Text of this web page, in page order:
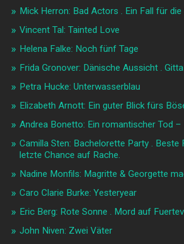
Mick Herron: Bad Actors . Ein Fall für
Vincent Tal: Tainted Love
Helena Falke: Noch fünf Tage
Frida Gronover: Dänische Aussicht .
Petra Hucke: Unterwasserblau
Elizabeth Arnott: Ein guter Blick fürs
Andrea Bonetto: Ein romantischer Tod –
Camilla Sten: Bachelorette Party . Beste
letzte Chance auf Rache.
Nadine Monfils: Magritte & Georgette
Caro Clarie Burke: Yesteryear
Eric Berg: Rote Sonne . Mord auf
John Niven: Zwei Väter